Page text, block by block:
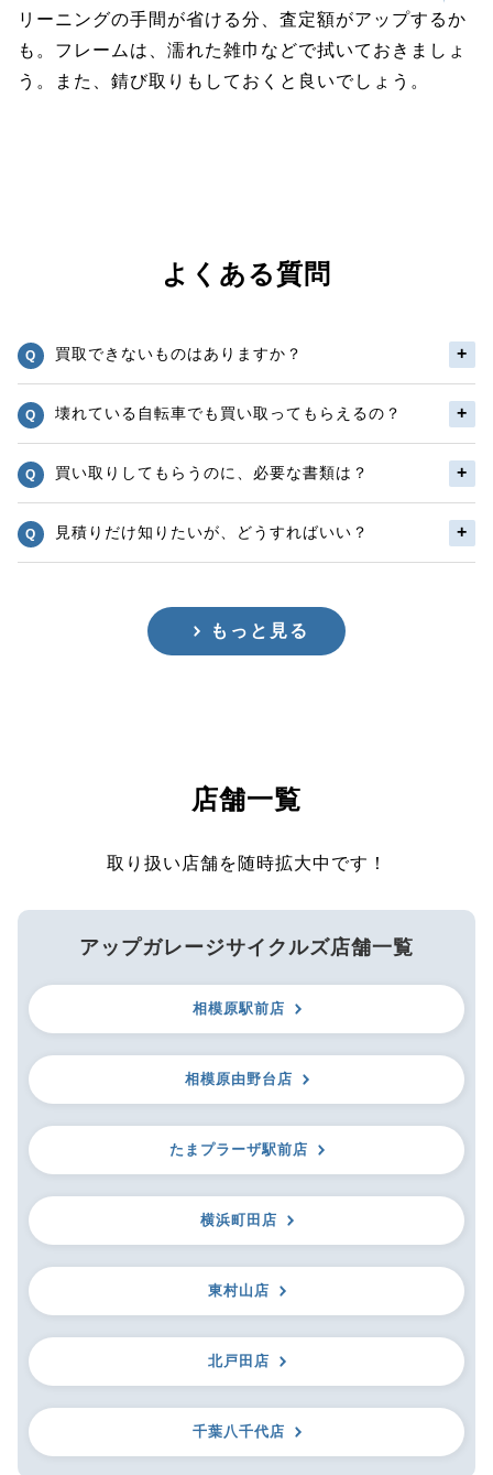
リーニングの手間が省ける分、査定額がアップするか
も。フレームは、濡れた雑巾などで拭いておきましょ
う。また、錆び取りもしておくと良いでしょう。
よくある質問
買取できないものはありますか？
壊れている自転車でも買い取ってもらえるの？
買い取りしてもらうのに、必要な書類は？
見積りだけ知りたいが、どうすればいい？
もっと見る
店舗一覧
取り扱い店舗を随時拡大中です！
アップガレージサイクルズ店舗一覧
相模原駅前店
相模原由野台店
たまプラーザ駅前店
横浜町田店
東村山店
北戸田店
千葉八千代店